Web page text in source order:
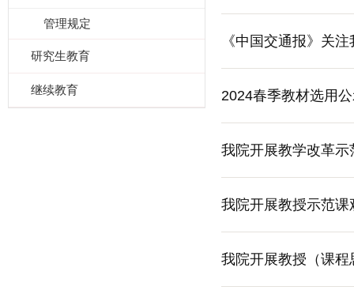
管理规定
研究生教育
继续教育
《中国交通报》关
2024春季教材选用
我院开展教学改革示
我院开展教授示范课
我院开展教授（课